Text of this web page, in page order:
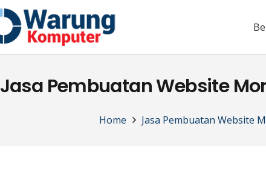
Jasa Pembuatan Website
Home Jasa Pembuatan Website